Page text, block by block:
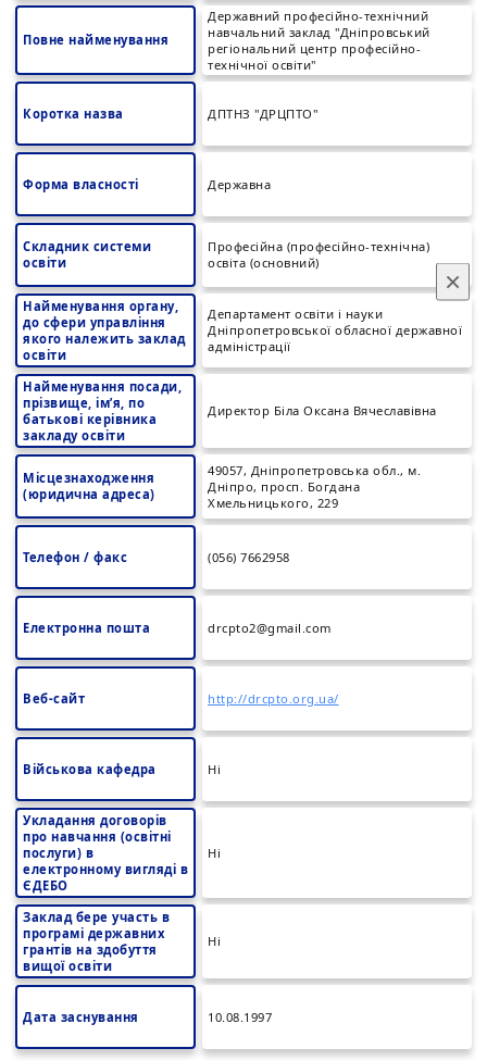
×
Повне найменування
Державний професійно-технічний
навчальний заклад "Дніпровський
регіональний центр професійно-
технічної освіти"
Коротка назва ДПТНЗ "ДРЦПТО"
Форма власності Державна
Складник системи
освіти
Професійна (професійно-технічна)
освіта (основний)
Найменування органу,
до сфери управління
якого належить заклад
освіти
Департамент освіти і науки
Дніпропетровської обласної державної
адміністрації
Найменування посади,
прізвище, ім’я, по
батькові керівника
закладу освіти
Директор Біла Оксана Вячеславівна
Місцезнаходження
(юридична адреса)
49057, Дніпропетровська обл., м.
Дніпро, просп. Богдана
Хмельницького, 229
Телефон / факс (056) 7662958
Електронна пошта drcpto2@gmail.com
Веб-сайт http://drcpto.org.ua/
Військова кафедра Ні
Укладання договорів
про навчання (освітні
послуги) в
електронному вигляді в
ЄДЕБО
Ні
Заклад бере участь в
програмі державних
грантів на здобуття
вищої освіти
Ні
Дата заснування 10.08.1997